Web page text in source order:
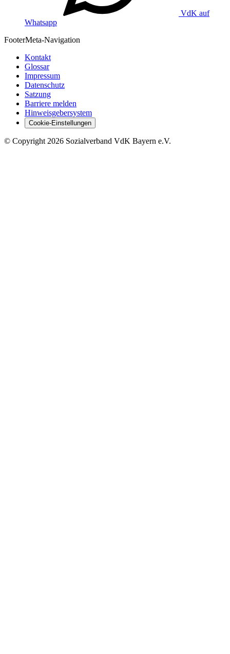
VdK auf
Whatsapp
FooterMeta-Navigation
Kontakt
Glossar
Impressum
Datenschutz
Satzung
Barriere melden
Hinweisgebersystem
Cookie-Einstellungen
© Copyright 2026 Sozialverband VdK Bayern e.V.